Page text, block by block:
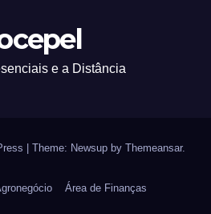
e a Distância
Theme: Newsup by Themeansar.
Área de Finanças